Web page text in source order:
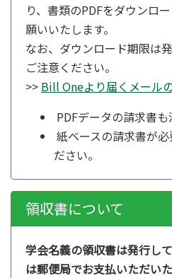
り、書類のPDFをダウンロ
願いいたします。
なお、ダウンロード期限は
ご注意ください。
>> Bill Oneより届くメール
PDFデータの請求書も
紙ベースの請求書が
ださい。
領収書について
学会名義の領収書は発行し
は郵便局でお支払いただい